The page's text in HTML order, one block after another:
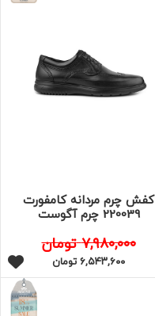
کفش چرم مردانه کامفورت
220039 چرم آگوست
۷,۹۸۰,۰۰۰تومان
۶,۵۴۳,۶۰۰تومان